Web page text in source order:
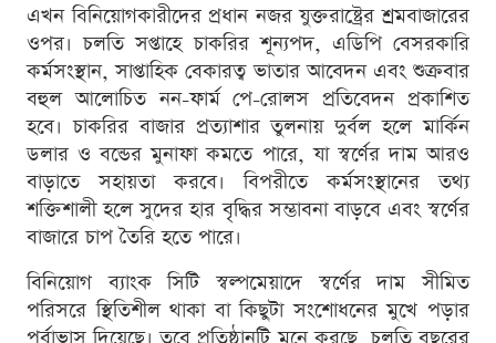
এখন বিনিয়োগকারীদের প্রধান নজর যুক্তরাষ্ট্রের শ্রমবাজারের
ওপর। চলতি সপ্তাহে চাকরির শূন্যপদ, এডিপি বেসরকারি
কর্মসংস্থান, সাপ্তাহিক বেকারত্ব ভাতার আবেদন এবং শুক্রবার
বহুল আলোচিত নন-ফার্ম পে-রোলস প্রতিবেদন প্রকাশিত
হবে। চাকরির বাজার প্রত্যাশার তুলনায় দুর্বল হলে মার্কিন
ডলার ও বন্ডের মুনাফা কমতে পারে, যা স্বর্ণের দাম আরও
বাড়াতে সহায়তা করবে। বিপরীতে কর্মসংস্থানের তথ্য
শক্তিশালী হলে সুদের হার বৃদ্ধির সম্ভাবনা বাড়বে এবং স্বর্ণের
বাজারে চাপ তৈরি হতে পারে।
বিনিয়োগ ব্যাংক সিটি স্বল্পমেয়াদে স্বর্ণের দাম সীমিত
পরিসরে স্থিতিশীল থাকা বা কিছুটা সংশোধনের মুখে পড়ার